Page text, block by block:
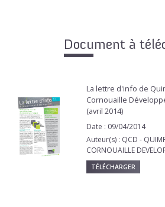
Document à
La lettre d'info de
Cornouaille
(avril 2014)
Date : 09/04/2014
Auteur(s) : QCD -
CORNOUAILLE
TÉLÉCHARGER